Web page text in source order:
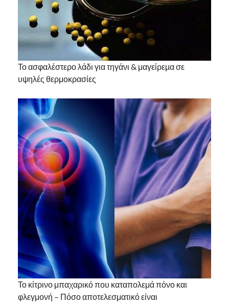
Το ασφαλέστερο λάδι για τηγάνι & μαγείρεμα σε
υψηλές θερμοκρασίες
Το κίτρινο μπαχαρικό που καταπολεμά πόνο και
φλεγμονή – Πόσο αποτελεσματικό είναι